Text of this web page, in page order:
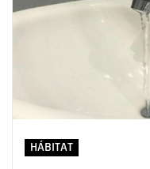
HÁBITAT